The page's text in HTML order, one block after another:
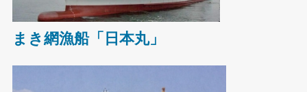
まき網漁船「日本丸」